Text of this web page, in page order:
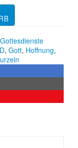
Gottesdienste
, Gott, Hoffnung,